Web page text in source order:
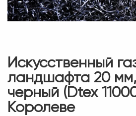
Искусственный
ландшафта 20
черный (Dtex
Королеве